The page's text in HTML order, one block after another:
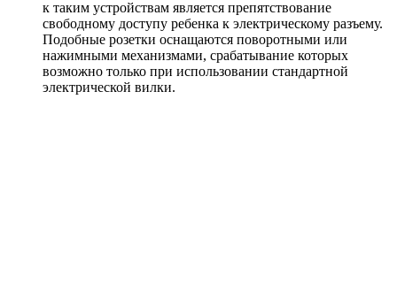
к таким устройствам является препятствование
свободному доступу ребенка к электрическому разъему.
Подобные розетки оснащаются поворотными или
нажимными механизмами, срабатывание которых
возможно только при использовании стандартной
электрической вилки.